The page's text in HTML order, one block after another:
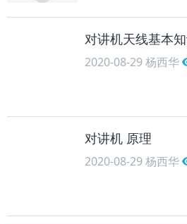
对讲机天线基本
2020-08-29杨西华
对讲机 原理
2020-08-29杨西华